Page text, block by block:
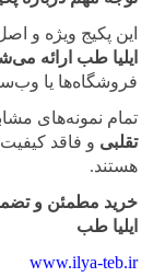
این پکیج ویژه و
ایلیا طب ارائه
فروشگاه‌ها یا
تمام نمونه‌های
تقلبی و فاقد
هستند.
خرید مطمئن و
ایلیا طب
www.ilya-teb.ir